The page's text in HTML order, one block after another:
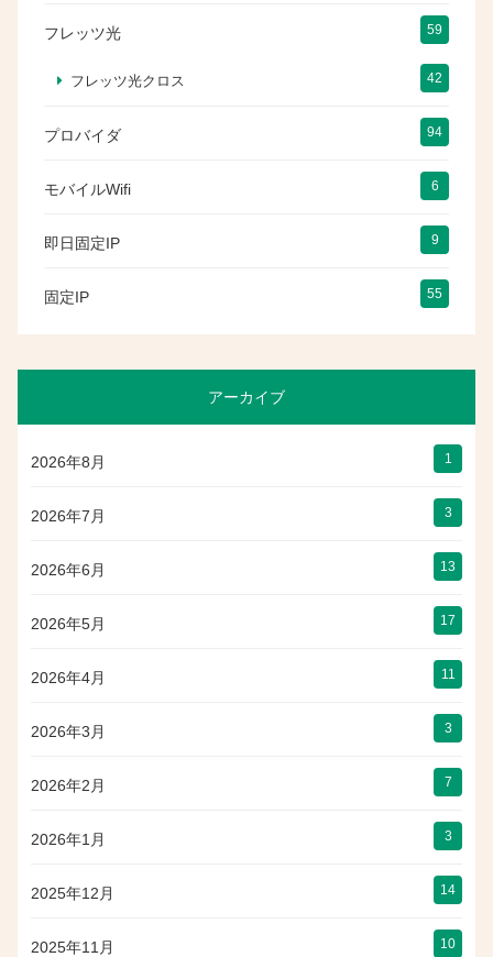
フレッツ光 59
フレッツ光クロス 42
プロバイダ 94
モバイルWifi 6
即日固定IP 9
固定IP 55
アーカイブ
2026年8月 1
2026年7月 3
2026年6月 13
2026年5月 17
2026年4月 11
2026年3月 3
2026年2月 7
2026年1月 3
2025年12月 14
2025年11月 10